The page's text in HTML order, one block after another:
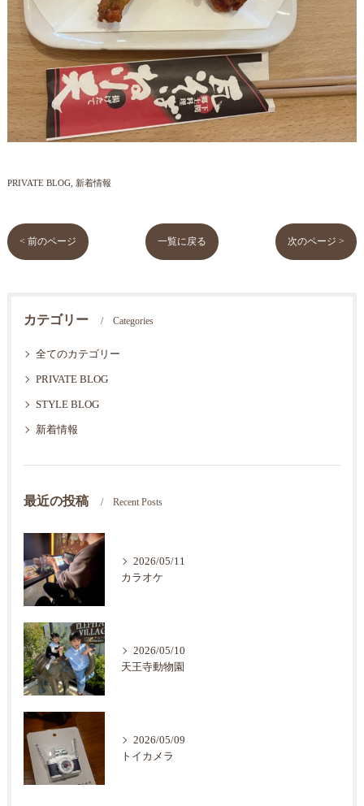
PRIVATE BLOG 新着情報
< 前のページ 一覧に戻る 次のページ >
カテゴリー Categories
全てのカテゴリー
PRIVATE BLOG
STYLE BLOG
新着情報
最近の投稿 Recent Posts
2026/05/11
カラオケ
2026/05/10
天王寺動物園
2026/05/09
トイカメラ